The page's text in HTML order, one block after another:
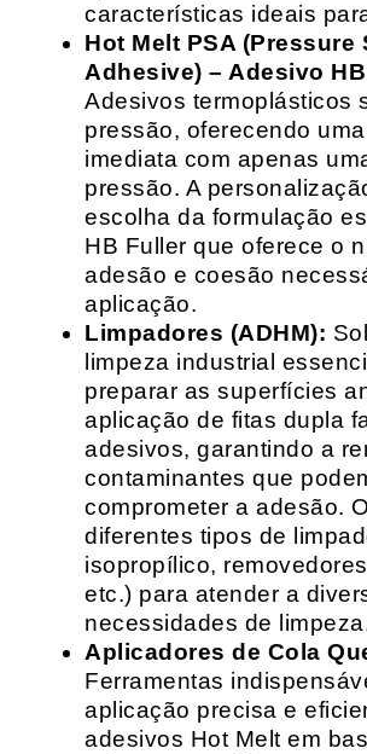
características ideais
Hot Melt PSA (Pressure
Adhesive) – Adesivo
Adesivos termoplásticos
pressão, oferecendo
imediata com apenas
pressão. A
escolha da formulação
HB Fuller que oferece o
adesão e coesão
aplicação.
Limpadores (ADHM):
limpeza industrial
preparar as superfícies
aplicação de fitas dupla
adesivos, garantindo a
contaminantes que
comprometer a adesão.
diferentes tipos de
isopropílico,
etc.) para atender a
necessidades de
Aplicadores de Cola
Ferramentas
aplicação precisa e
adesivos Hot Melt em